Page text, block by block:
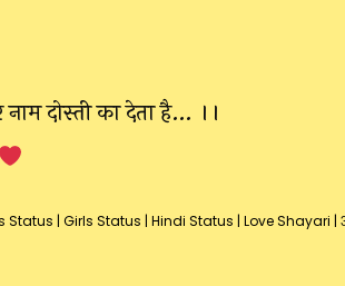
दोस्ती का देता है… ।।
Status | Girls Status | Hindi Status | Love Shayari |